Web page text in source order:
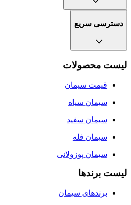
دسترسی سریع
لیست محصولات
قیمت سیمان
سيمان سياه
سیمان سفید
سیمان فله
سیمان پوزولانی
لیست برندها
برندهای سیمان